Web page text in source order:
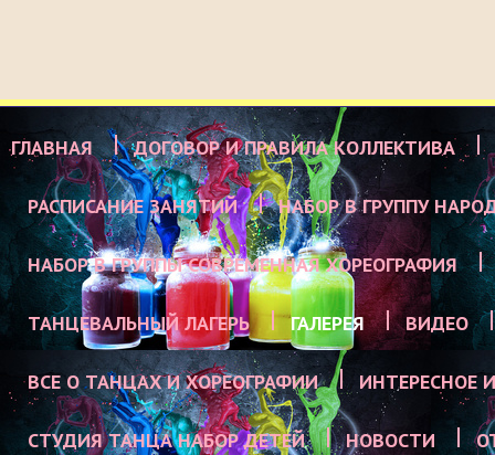
ГЛАВНАЯ ДОГОВОР И ПРАВИЛА КОЛЛЕКТИВА
РАСПИСАНИЕ ЗАНЯТИЙ НАБОР В ГРУППУ
НАБОР В ГРУППЫ СОВРЕМЕННАЯ ХОРЕОГРАФИЯ
ТАНЦЕВАЛЬНЫЙ ЛАГЕРЬ ГАЛЕРЕЯ ВИДЕО
ВСЕ О ТАНЦАХ И ХОРЕОГРАФИИ ИНТЕРЕСНОЕ
СТУДИЯ ТАНЦА НАБОР ДЕТЕЙ НОВОСТИ